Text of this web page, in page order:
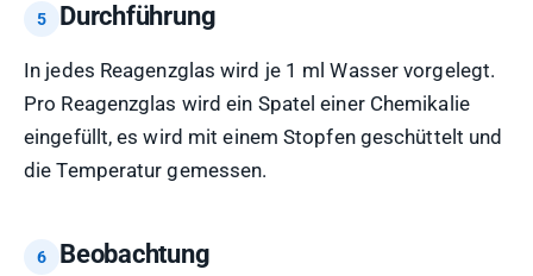
Durchführung
In jedes Reagenzglas wird je 1 ml Wasser vorgelegt.
Pro Reagenzglas wird ein Spatel einer Chemikalie
eingefüllt, es wird mit einem Stopfen geschüttelt und
die Temperatur gemessen.
Beobachtung